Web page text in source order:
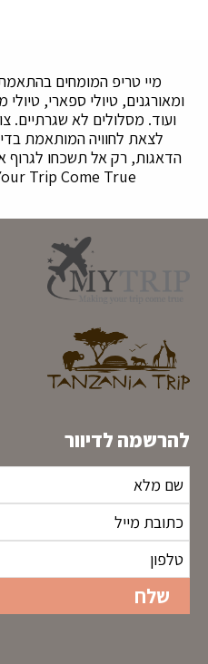
מיי טריפ המומחים בהתאמת
ומאורגנים, טיולי ספארי,
ועוד. מסלולים לא שגרתיים.
לצאת לחוויה המותאמת
הדאגות, רק אל תשכחו לגרוף
Trip Come True
להרשמה לדיוור